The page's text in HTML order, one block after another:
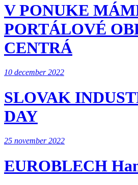
V PONUKE
PORTÁLOVÉ
CENTRÁ
10 december 2022
SLOVAK
DAY
25 november 2022
EUROBLECH